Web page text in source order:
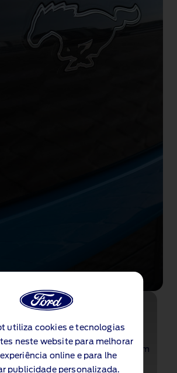
utiliza cookies e tecnologias
neste website para melhorar
online e para lhe
publicidade personalizada.
o seu
seu
está atualmente disponível com
gratuito de 5 anos